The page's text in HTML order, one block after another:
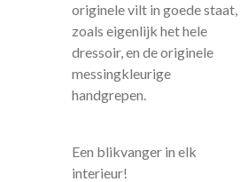
originele vilt in goede staat,
zoals eigenlijk het hele
dressoir, en de originele
messingkleurige
handgrepen.
Een blikvanger in elk
interieur!